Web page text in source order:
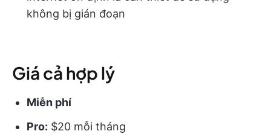
không bị gián đoạn
Giá cả hợp lý
Miễn phí
Pro: $20 mỗi tháng